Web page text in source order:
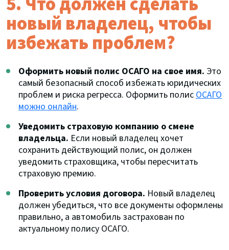
новый владелец, чтобы
избежать проблем?
Оформить новый полис ОСАГО на свое имя. Это
самый безопасный способ избежать юридических
проблем и риска регресса. Оформить полисОСАГО
можно онлайн.
Уведомить страховую компанию о смене
владельца. Если новый владелец хочет
сохранить действующий полис, он должен
уведомить страховщика, чтобы пересчитать
страховую премию.
Проверить условия договора. Новый владелец
должен убедиться, что все документы оформлены
правильно, а автомобиль застрахован по
актуальному полису ОСАГО.